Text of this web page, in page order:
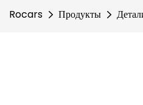
Rocars Продукты